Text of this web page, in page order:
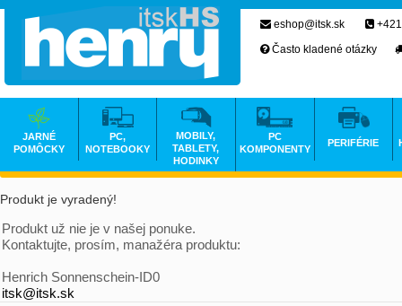
Produkt je vyradený!
Produkt už nie je v našej ponuke.
Kontaktujte, prosím, manažéra produktu:
Henrich Sonnenschein-ID0
itsk@itsk.sk
eshop@itsk.sk
Často kladené otázky
JARNÉ
POMÔCKY
PC,
NOTEBOOKY
MOBILY,
TABLETY,
HODINKY
PC
KOMPONENTY
PERIFÉRIE